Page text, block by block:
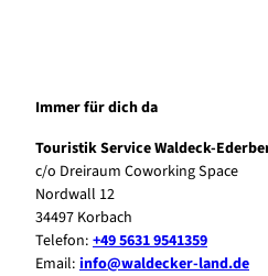
Immer für dich da
Touristik Service Waldeck-
c/o Dreiraum Coworking Space
Nordwall 12
34497 Korbach
Telefon: +49 5631 9541359
Email: info@waldecker-land.de